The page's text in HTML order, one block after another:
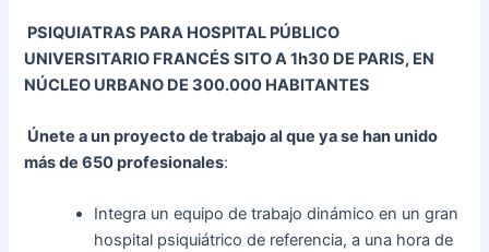
PSIQUIATRAS PARA HOSPITAL PÚBLICO
UNIVERSITARIO FRANCÉS SITO A 1h30 DE PARIS, EN
NÚCLEO URBANO DE 300.000 HABITANTES
Únete a un proyecto de trabajo al que ya se han unido
más de 650 profesionales:
Integra un equipo de trabajo dinámico en un gran
hospital psiquiátrico de referencia, a una hora de